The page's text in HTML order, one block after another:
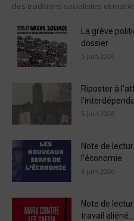
des traditions socialistes et
La grève
dossier
5 juin 2026
Riposter à
5 juin 2026
Note de
l’économie
4 juin 2026
Note de
travail aliéné...